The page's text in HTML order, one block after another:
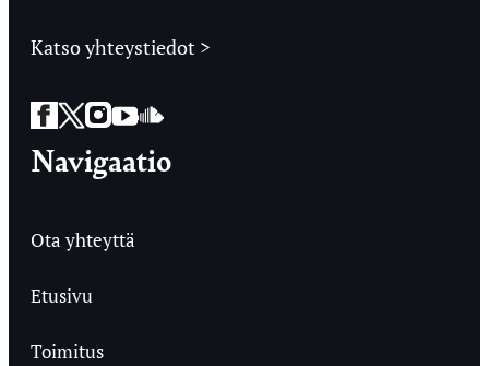
Katso yhteystiedot >
Facebook
Twitter
Instagram
YouTube
SoundCloud
Navigaatio
Ota yhteyttä
Etusivu
Toimitus